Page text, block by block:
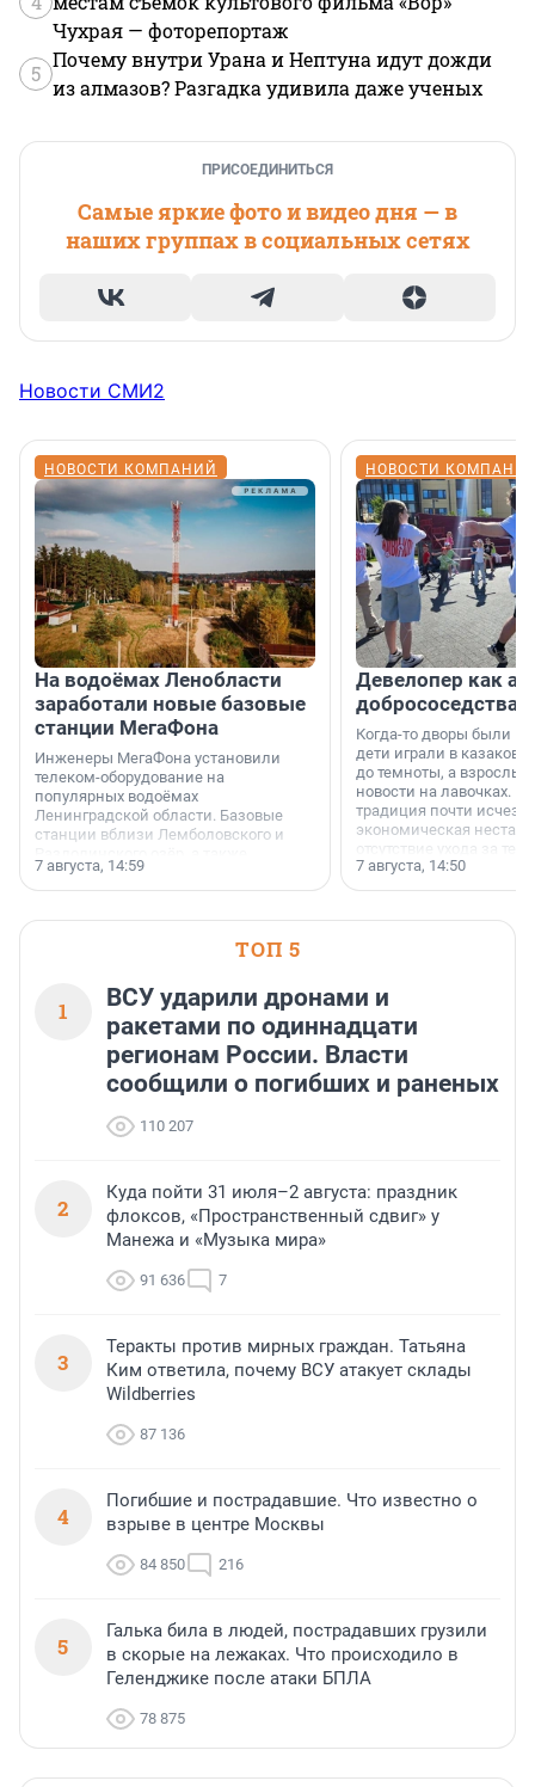
Чухрая — фоторепортаж
5
Почему внутри Урана и Нептуна идут дожди
из алмазов? Разгадка удивила даже ученых
ПРИСОЕДИНИТЬСЯ
Самые яркие фото и видео дня — в
наших группах в социальных сетях
Новости СМИ2
НОВОСТИ КОМПАНИЙ
На водоёмах Ленобласти
заработали новые базовые
станции МегаФона
Инженеры МегаФона установили
телеком-оборудование на
популярных водоёмах
Ленинградской области. Базовые
станции вблизи Лемболовского и
недалеко от Большого Тосненского
водопада.
7 августа, 14:59
НОВОСТИ
Девелопер как
добрососедства
Когда-то дворы были
дети играли в казаков-
до темноты, а
новости на лавочках. В
традиция почти
экономическая
отсутствие ухода за
сделали своё дело.
7 августа, 14:50
ТОП 5
1
ВСУ ударили дронами и
ракетами по одиннадцати
регионам России. Власти
сообщили о погибших и раненых
110 207
2
Куда пойти 31 июля–2 августа: праздник
флоксов, «Пространственный сдвиг» у
Манежа и «Музыка мира»
91 636 7
3
Теракты против мирных граждан. Татьяна
Ким ответила, почему ВСУ атакует склады
Wildberries
87 136
4
Погибшие и пострадавшие. Что известно о
взрыве в центре Москвы
84 850 216
5
Галька била в людей, пострадавших грузили
в скорые на лежаках. Что происходило в
Геленджике после атаки БПЛА
78 875